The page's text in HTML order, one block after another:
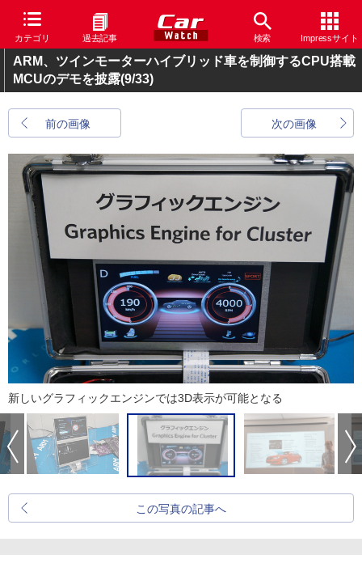
カテゴリ 過去記事 検索 Impressサイト
ARM、ツインモーターハイブリッド車を制御するCPU搭載
MCUのデモを披露(9/33)
前の画像 次の画像
新しいグラフィックエンジンでは3D表示が可能となる
この写真の記事へ